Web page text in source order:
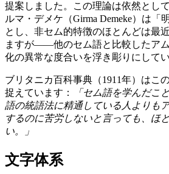
提案しました。この理論は依然と
ルマ・デメケ（Girma Demeke）は「
とし、非セム的特徴のほとんどは最
ますが——他のセム語と比較したア
化の異常な度合いを浮き彫りにしてい
ブリタニカ百科事典（1911年）はこ
捉えています：
「セム語を学んだこ
語の統語法に精通している人よりも
するのに苦労しないと言っても、ほ
い。」
文字体系